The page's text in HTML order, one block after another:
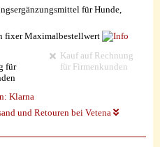
für Hunde,
fixer Maximalbestellwert
für
Kauf auf Rechnung
für Firmenkunden
Klarna
und Retouren bei Vetena